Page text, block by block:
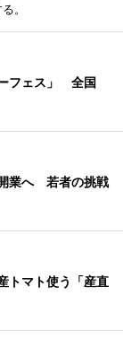
。
フェス」 全国
業へ 若者の挑戦
トマト使う「産直